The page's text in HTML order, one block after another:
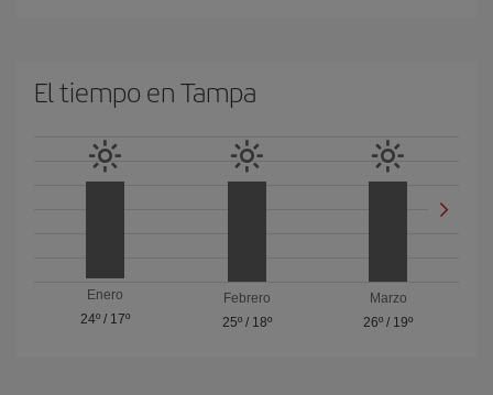
El tiempo en Tampa
Enero
24º/ 17º
Febrero
25º/ 18º
Marzo
26º / 19º